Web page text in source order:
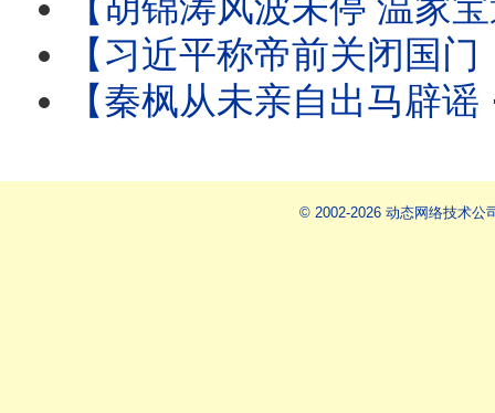
【习近平称帝前关闭国门：进出境新规！】中共国
【秦枫从未亲自出马辟谣 ⋯ 辟谣论皆假借他人之手！ 】更传秦枫帐号被
© 2002-2026 动态网络技术公